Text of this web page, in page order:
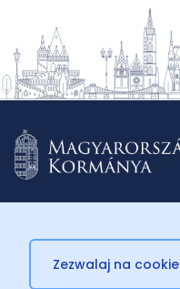
Zezwalaj na cookie